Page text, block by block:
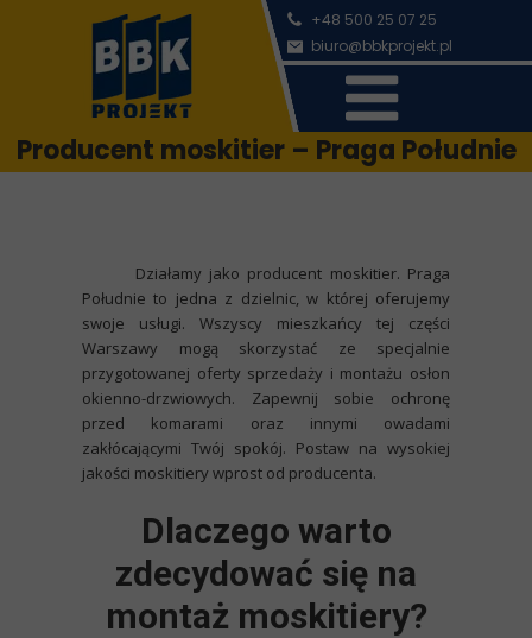
biuro@bbkprojekt.pl
+48 500 25 07 25
Działamy jako producent moskitier. Praga
Południe to jedna z dzielnic, w której oferujemy
swoje usługi. Wszyscy mieszkańcy tej części
Warszawy mogą skorzystać ze specjalnie
przygotowanej oferty sprzedaży i montażu osłon
okienno-drzwiowych. Zapewnij sobie ochronę
przed komarami oraz innymi owadami
zakłócającymi Twój spokój. Postaw na wysokiej
jakości moskitiery wprost od producenta.
Dlaczego warto
zdecydować się na
montaż moskitiery?
Producent moskitier – Praga Południe